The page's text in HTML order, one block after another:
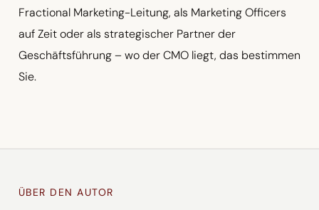
Fractional Marketing-Leitung, als Marketing Officers
auf Zeit oder als strategischer Partner der
Geschäftsführung – wo der CMO liegt, das bestimmen
Sie.
ÜBER DEN AUTOR